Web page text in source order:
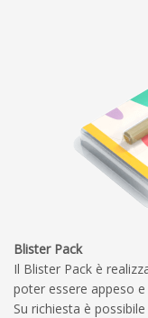
Blister Pack
Il Blister Pack è
poter essere appeso
Su richiesta è